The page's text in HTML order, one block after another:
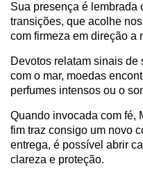
Sua presença é lembrada
transições, que acolhe
com firmeza em direção a
Devotos relatam sinais
com o mar, moedas
perfumes intensos ou o
Quando invocada com fé,
fim traz consigo um novo
entrega, é possível abrir
clareza e proteção.